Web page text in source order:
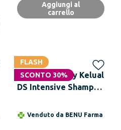
Aggiungi al
carrello
FLASH
SCONTO 30%
DUCRAY Ducray Kelual
DS Intensive Shampoo
Forfora, Elimina il
Venduto da BENU Farma